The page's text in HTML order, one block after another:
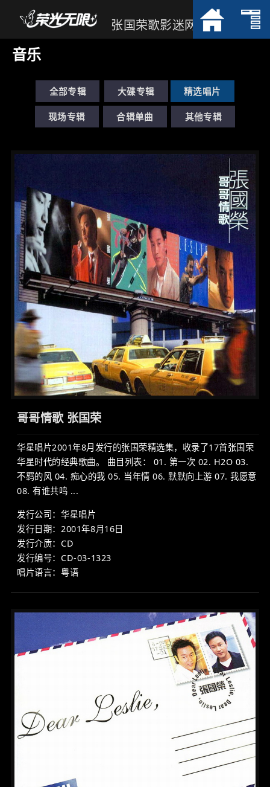
张国荣歌影迷网
音乐
全部专辑 大碟专辑 精选唱片
现场专辑 合辑单曲 其他专辑
哥哥情歌 张国荣
华星唱片2001年8月发行的张国荣精选集，收录了17首张国荣
华星时代的经典歌曲。 曲目列表： 01. 第一次 02. H2O 03.
不羁的风 04. 痴心的我 05. 当年情 06. 默默向上游 07. 我愿意
08. 有谁共鸣 ...
发行公司：华星唱片
发行日期：2001年8月16日
发行介质：CD
发行编号：CD-03-1323
唱片语言：粤语